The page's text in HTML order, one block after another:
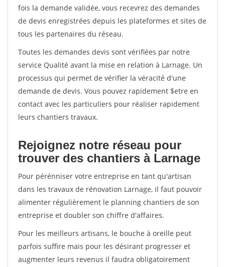
fois la demande validée, vous recevrez des demandes
de devis enregistrées depuis les plateformes et sites de
tous les partenaires du réseau.
Toutes les demandes devis sont vérifiées par notre
service Qualité avant la mise en relation à Larnage. Un
processus qui permet de vérifier la véracité d'une
demande de devis. Vous pouvez rapidement $etre en
contact avec les particuliers pour réaliser rapidement
leurs chantiers travaux.
Rejoignez notre réseau pour
trouver des chantiers à Larnage
Pour pérénniser votre entreprise en tant qu'artisan
dans les travaux de rénovation Larnage, il faut pouvoir
alimenter régulièrement le planning chantiers de son
entreprise et doubler son chiffre d'affaires.
Pour les meilleurs artisans, le bouche à oreille peut
parfois suffire mais pour les désirant progresser et
augmenter leurs revenus il faudra obligatoirement